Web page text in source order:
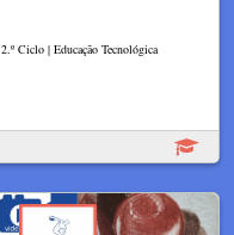
2.º Ciclo | Educação Tecnológica